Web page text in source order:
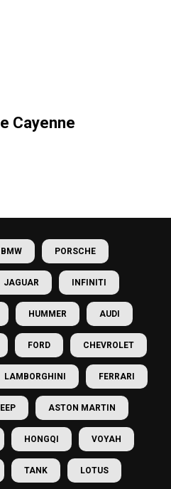
Cayenne
BMW PORSCHE
JAGUAR INFINITI
HUMMER AUDI
FORD CHEVROLET
LAMBORGHINI FERRARI
ASTON MARTIN
HONGQI VOYAH
TANK LOTUS